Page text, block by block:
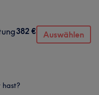
382 € Auswählen
hast?